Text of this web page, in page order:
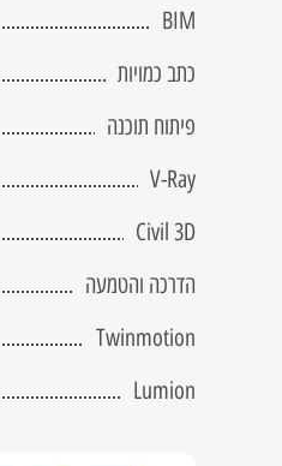
BIM
כתב כמויות
פיתוח תוכנה
V-Ray
Civil 3D
הדרכה והטמעה
Twinmotion
Lumion